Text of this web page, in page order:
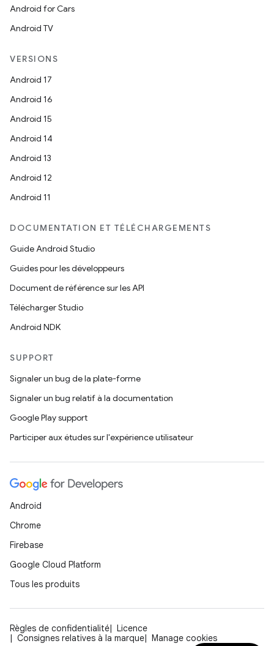
Android for Cars
Android TV
VERSIONS
Android 17
Android 16
Android 15
Android 14
Android 13
Android 12
Android 11
DOCUMENTATION ET TÉLÉCHARGEMENTS
Guide Android Studio
Guides pour les développeurs
Document de référence sur les API
Télécharger Studio
Android NDK
SUPPORT
Signaler un bug de la plate-forme
Signaler un bug relatif à la documentation
Google Play support
Participer aux études sur l'expérience utilisateur
Android
Chrome
Firebase
Google Cloud Platform
Tous les produits
Règles de confidentialité
Licence
Consignes relatives à la marque
Manage cookies